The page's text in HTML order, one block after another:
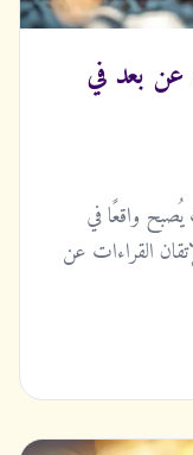
عن بعد في
واقعًا في
القراءات عن